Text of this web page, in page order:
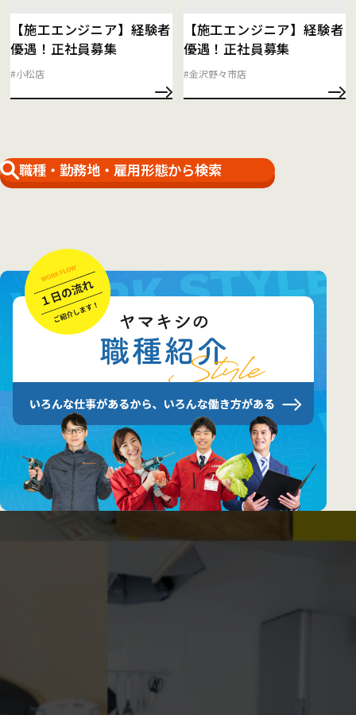
【施工エンジニア】経験者
優遇！正社員募集
#小松店
【施工エンジニア】経験者
優遇！正社員募集
#金沢野々市店
職種・勤務地・雇用形態から検索
日常の私たちを発信しています